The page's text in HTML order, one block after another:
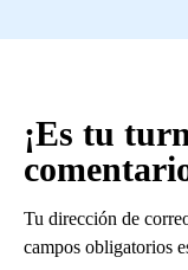
¡Es tu
Tu dirección de
campos obligatorios